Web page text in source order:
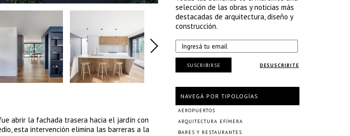
abrir la fachada trasera hacia el jardín con
esta intervención elimina las barreras a la
selección de las obras y noticias más
destacadas de arquitectura, diseño y
construcción.
DESUSCRIBITE
SUSCRIBIRSE
NAVEGÁ POR TIPOLOGÍAS
AEROPUERTOS
ARQUITECTURA EFÍMERA
BARES Y RESTAURANTES